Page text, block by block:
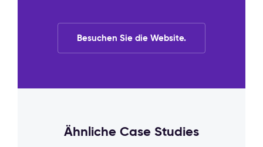
Besuchen Sie die Website.
Ähnliche Case Studies